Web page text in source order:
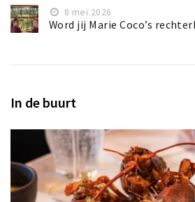
8 mei 2026
Word jij Marie Coco’s
In de buurt